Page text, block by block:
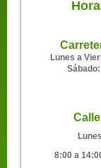
Lunes a
Sábado:
8:00 a